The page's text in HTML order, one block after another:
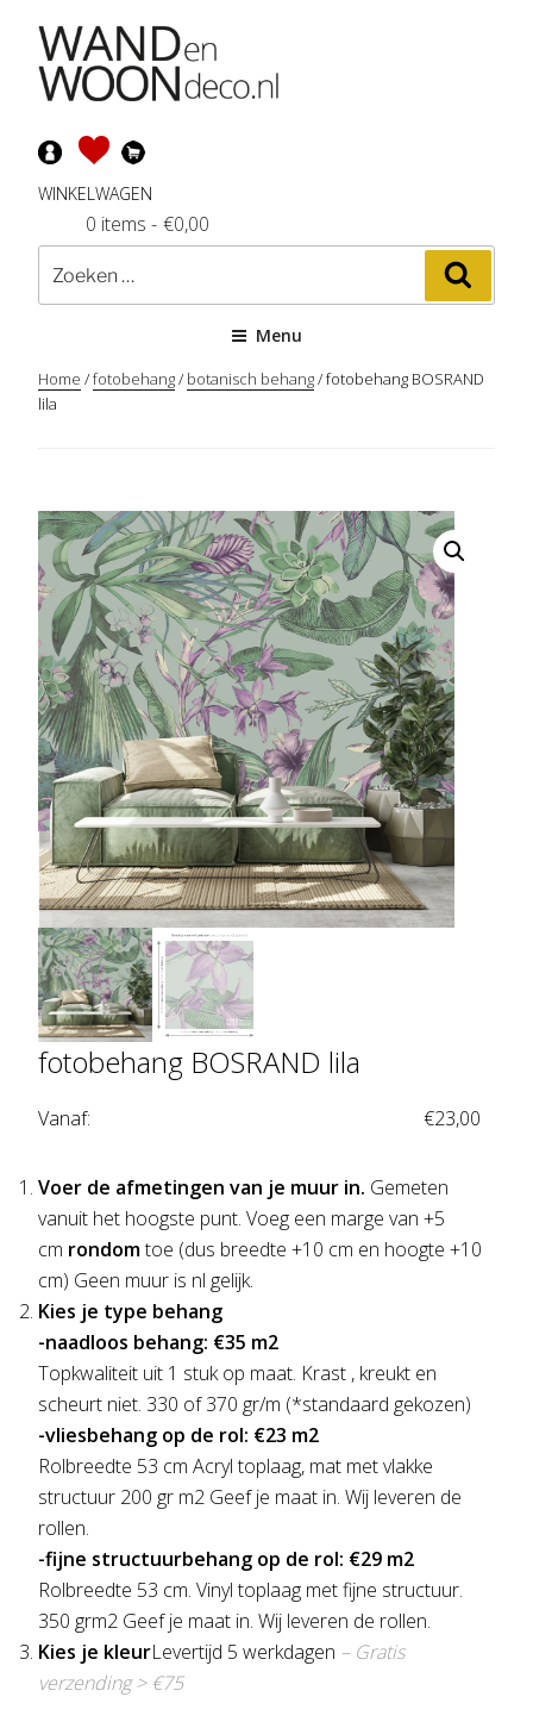
inhoud
WINKELWAGEN
- €0,00
0 items
Zoeken
naar:
Menu
Home /fotobehang/ botanisch behang/ fotobehang BOSRAND
lila
fotobehang BOSRAND lila
Vanaf: €23,00
Voer de afmetingen van je muur in. Gemeten
vanuit het hoogste punt. Voeg een marge van +5
cm rondomtoe (dus breedte +10 cm en hoogte +10
cm) Geen muur is nl gelijk.
Kies je type behang
-naadloos behang: €35 m2
Topkwaliteit uit 1 stuk op maat. Krast , kreukt en
scheurt niet. 330 of 370 gr/m (*standaard gekozen)
-vliesbehang op de rol: €23 m2
Rolbreedte 53 cm Acryl toplaag, mat met vlakke
structuur 200 gr m2 Geef je maat in. Wij leveren de
rollen.
-fijne structuurbehang op de rol: €29 m2
Rolbreedte 53 cm. Vinyl toplaag met fijne structuur.
350 grm2 Geef je maat in. Wij leveren de rollen.
Kies je kleurLevertijd 5 werkdagen – Gratis
verzending > €75